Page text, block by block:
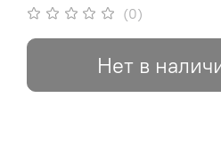
(0)
Нет в